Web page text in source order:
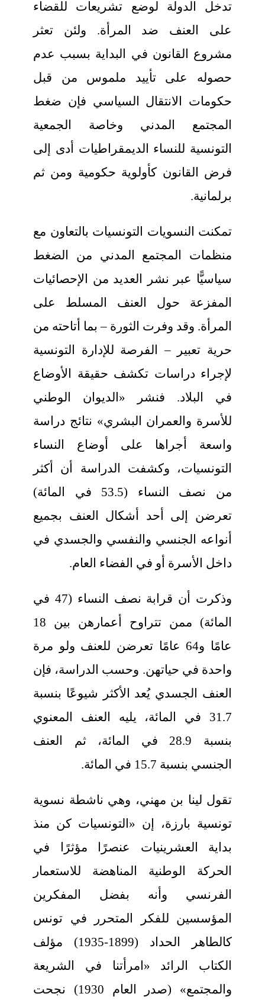
تدخل الدولة لوضع تشريعات للقضاء
على العنف ضد المرأة. ولئن تعثر
مشروع القانون في البداية بسبب عدم
حصوله على تأييد ملموس من قبل
حكومات الانتقال السياسي فإن ضغط
المجتمع المدني وخاصة الجمعية
التونسية للنساء الديمقراطيات أدى إلى
فرض القانون كأولوية حكومية ومن ثم
برلمانية.
تمكنت النسويات التونسيات بالتعاون مع
منظمات المجتمع المدني من الضغط
سياسيًّا عبر نشر العديد من الإحصائيات
المفزعة حول العنف المسلط على
المرأة. وقد وفرت الثورة – بما أتاحته من
حرية تعبير – الفرصة للإدارة التونسية
لإجراء دراسات تكشف حقيقة الأوضاع
في البلاد. فنشر «الديوان الوطني
للأسرة والعمران البشري» نتائج دراسة
واسعة أجراها على أوضاع النساء
التونسيات، وكشفت الدراسة أن أكثر
من نصف النساء (53.5 في المائة)
تعرضن إلى أحد أشكال العنف بجميع
أنواعه الجنسي والنفسي والجسدي في
داخل الأسرة أو في الفضاء العام.
وذكرت أن قرابة نصف النساء (47 في
المائة) ممن تتراوح أعمارهن بين 18
عامًا و64 عامًا تعرضن للعنف ولو مرة
واحدة في حياتهن. وحسب الدراسة، فإن
العنف الجسدي يُعد الأكثر شيوعًا بنسبة
31.7 في المائة، يليه العنف المعنوي
بنسبة 28.9 في المائة، ثم العنف
الجنسي بنسبة 15.7 في المائة.
تقول لينا بن مهني، وهي ناشطة نسوية
تونسية بارزة، إن «التونسيات كن منذ
بداية العشرينيات عنصرًا مؤثرًا في
الحركة الوطنية المناهضة للاستعمار
الفرنسي وأنه بفضل المفكرين
المؤسسين للفكر المتحرر في تونس
كالطاهر الحداد (1899-1935) مؤلف
الكتاب الرائد «امرأتنا في الشريعة
والمجتمع» (صدر العام 1930) نجحت